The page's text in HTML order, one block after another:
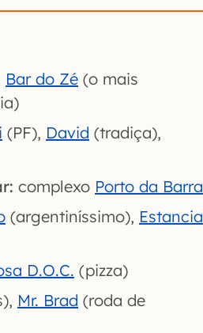
Bar do Zé (o mais
(PF), David (tradiça),
complexo Porto da Barra
(argentiníssimo), Estancia
D.O.C. (pizza)
Mr. Brad (roda de